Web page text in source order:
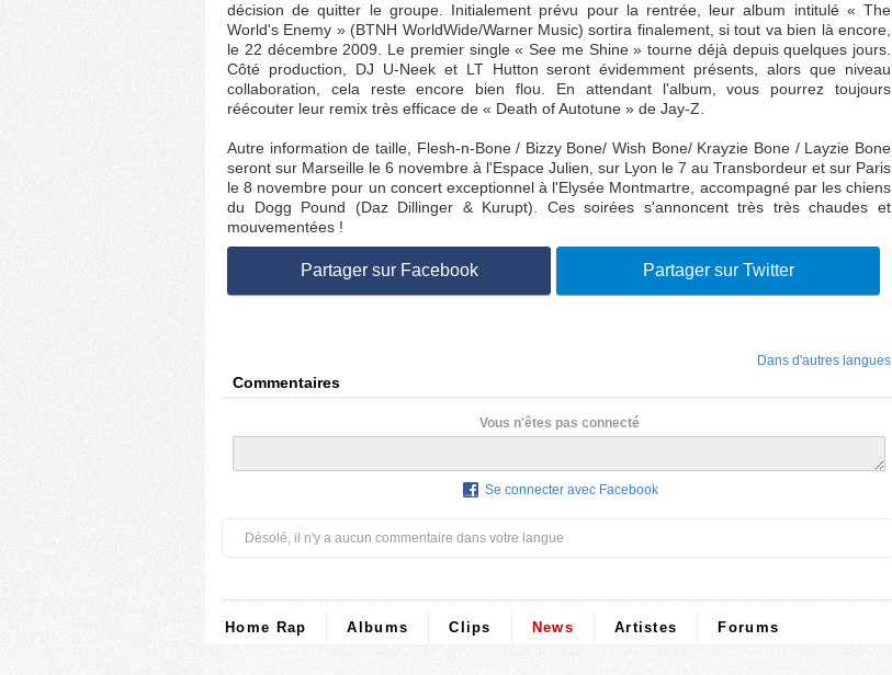
décision de quitter le groupe. Initialement prévu pour la rentrée, leur album intitulé « The
World's Enemy » (BTNH WorldWide/Warner Music) sortira finalement, si tout va bien là encore,
le 22 décembre 2009. Le premier single « See me Shine » tourne déjà depuis quelques jours.
Côté production, DJ U-Neek et LT Hutton seront évidemment présents, alors que niveau
collaboration, cela reste encore bien flou. En attendant l'album, vous pourrez toujours
réécouter leur remix très efficace de « Death of Autotune » de Jay-Z.
Autre information de taille, Flesh-n-Bone / Bizzy Bone/ Wish Bone/ Krayzie Bone / Layzie Bone
seront sur Marseille le 6 novembre à l'Espace Julien, sur Lyon le 7 au Transbordeur et sur Paris
le 8 novembre pour un concert exceptionnel à l'Elysée Montmartre, accompagné par les chiens
du Dogg Pound (Daz Dillinger & Kurupt). Ces soirées s'annoncent très très chaudes et
mouvementées !
Partager sur Facebook Partager sur Twitter
Dans d'autres langues
Commentaires
Vous n'êtes pas connecté
Se connecter avec Facebook
Désolé, il n'y a aucun commentaire dans votre langue
Home Rap Albums Clips News Artistes Forums